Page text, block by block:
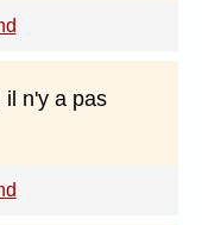
il n'y a pas